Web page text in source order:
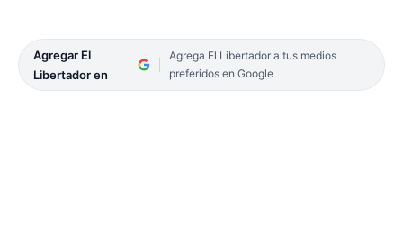
Agregar El
Libertador en
Agrega El Libertador a tus medios
preferidos en Google